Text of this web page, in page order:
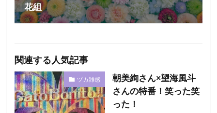
花組
関連する人気記事
ヅカ雑感
朝美絢さん×望海風斗
さんの特番！笑った笑
った！